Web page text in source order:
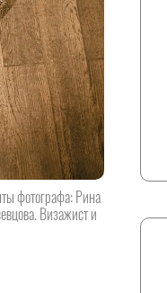
фотографа: Рина
Визажист и